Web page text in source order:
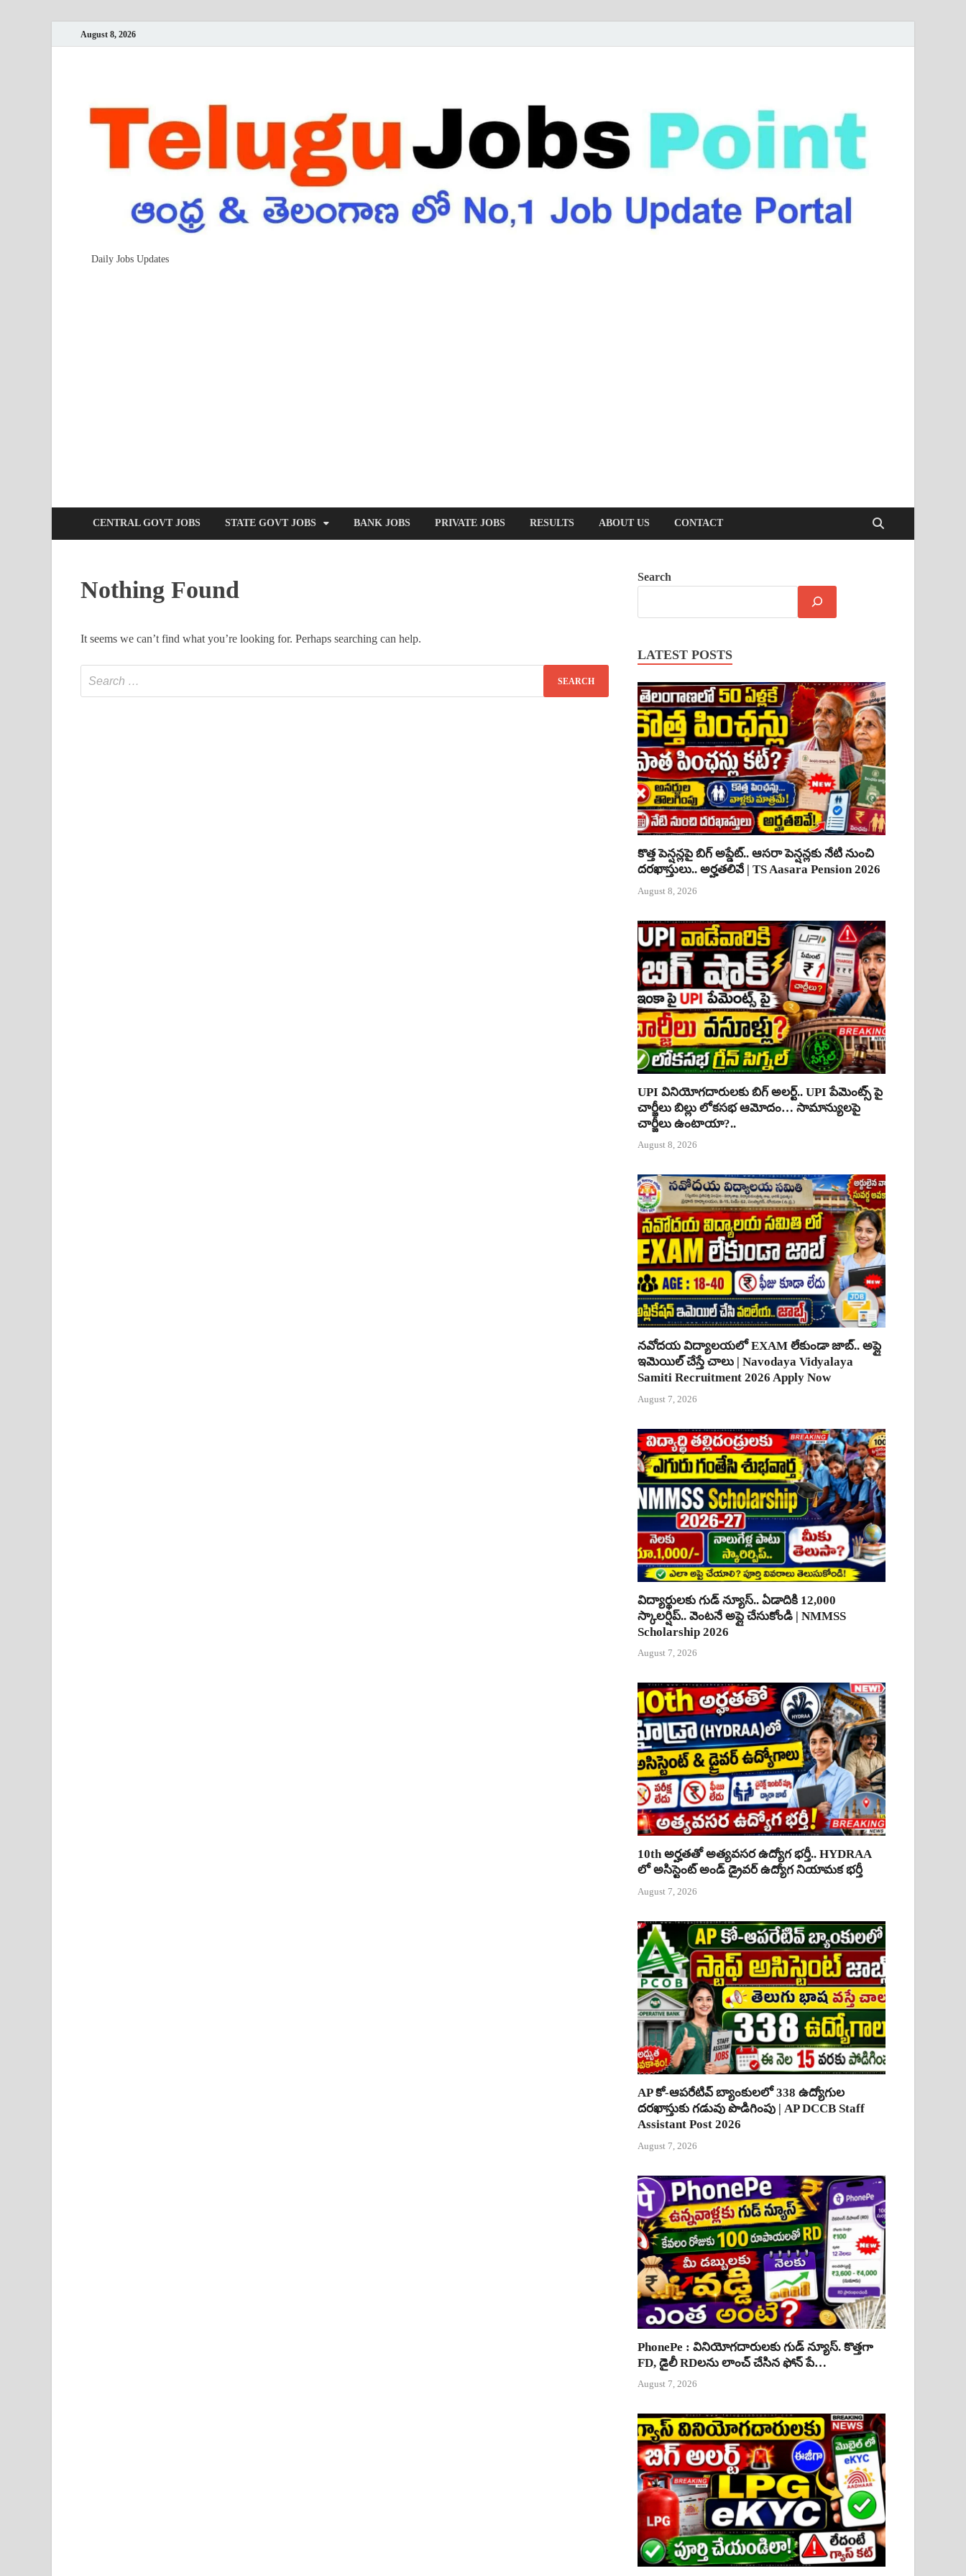
August 8, 2026
Daily Jobs Updates
CENTRAL GOVT JOBS STATE GOVT JOBS BANK JOBS PRIVATE JOBS RESULTS ABOUT US CONTACT
Nothing Found
It seems we can’t find what you’re looking for. Perhaps searching can help.
Search
LATEST POSTS
కొత్త పెన్షన్లపై బిగ్ అప్డేట్.. ఆసరా పెన్షన్లకు నేటి నుంచి
దరఖాస్తులు.. అర్హతలివే | TS Aasara Pension 2026
August 8, 2026
UPI వినియోగదారులకు బిగ్ అలర్ట్.. UPI పేమెంట్స్ పై
చార్జీలు బిల్లు లోకసభ ఆమోదం… సామాన్యులపై
చార్జీలు ఉంటాయా?..
August 8, 2026
నవోదయ విద్యాలయలో EXAM లేకుండా జాబ్.. అప్లై
ఇమెయిల్ చేస్తే చాలు | Navodaya Vidyalaya
Samiti Recruitment 2026 Apply Now
August 7, 2026
విద్యార్థులకు గుడ్ న్యూస్.. ఏడాదికి 12,000
స్కాలర్షిప్.. వెంటనే అప్లై చేసుకోండి | NMMSS
Scholarship 2026
August 7, 2026
10th అర్హతతో అత్యవసర ఉద్యోగ భర్తీ.. HYDRAA
లో అసిస్టెంట్ అండ్ డ్రైవర్ ఉద్యోగ నియామక భర్తీ
August 7, 2026
AP కో-ఆపరేటివ్ బ్యాంకులలో 338 ఉద్యోగుల
దరఖాస్తుకు గడువు పొడిగింపు | AP DCCB Staff
Assistant Post 2026
August 7, 2026
PhonePe : వినియోగదారులకు గుడ్ న్యూస్. కొత్తగా
FD, డైలీ RDలను లాంచ్ చేసిన ఫోన్ పే…
August 7, 2026